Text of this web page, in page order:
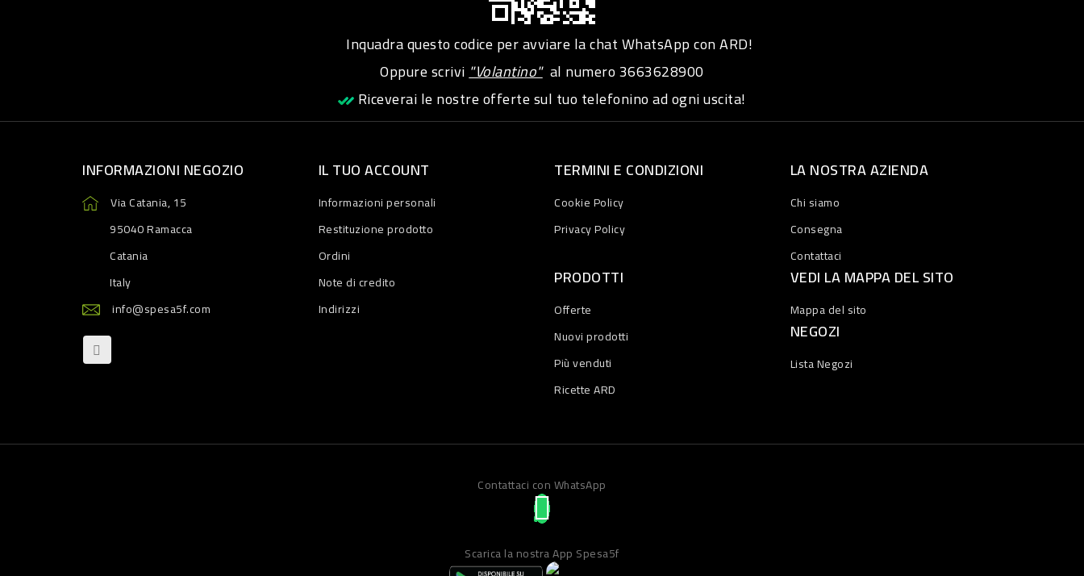
Inquadra questo codice per avviare la chat WhatsApp con ARD!
Oppure scrivi"Volantino"al numero3663628900
Riceverai le nostre offerte sul tuo telefonino ad ogni uscita!
INFORMAZIONI NEGOZIO
Via Catania, 15
95040 Ramacca
Catania
Italy
info@spesa5f.com
IL TUO ACCOUNT
Informazioni personali
Restituzione prodotto
Ordini
Note di credito
Indirizzi
TERMINI E CONDIZIONI
Cookie Policy
Privacy Policy
LA NOSTRA AZIENDA
Chi siamo
Consegna
Contattaci
PRODOTTI
Offerte
Nuovi prodotti
Più venduti
Ricette ARD
VEDI LA MAPPA DEL SITO
Mappa del sito
NEGOZI
Lista Negozi
Contattaci con WhatsApp
Scarica la nostra App Spesa5f